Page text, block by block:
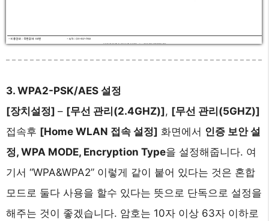
3. WPA2-PSK/AES 설정
[장치설정] – [무선 관리(2.4GHZ)], [무선 관리(5GHZ)]
접속후 [Home WLAN 접속 설정] 화면에서 인증 보안 설
정, WPA MODE, Encryption Type을 설정해줍니다. 여
기서 “WPA&WPA2” 이렇게 같이 붙어 있다는 것은 혼합
모드로 둘다 사용을 할수 있다는 뜻으로 단독으로 설정을
해주는 것이 좋겠습니다. 암호는 10자 이상 63자 이하로